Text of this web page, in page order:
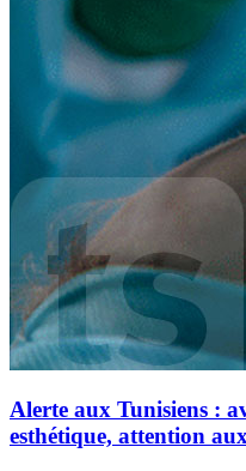
Alerte aux Tunisiens :
esthétique, attention